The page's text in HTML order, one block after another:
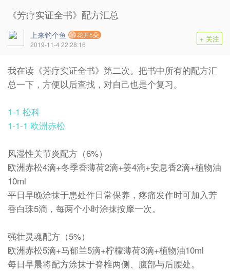
《芳疗实证全书》配方汇总
上来钓个鱼
花开5朵
2019-11-4 22:28:16
+ 关注
我在读《芳疗实证全书》第二次。把书中所有的配方汇
总一下，方便以后查找，对自己也是个复习。
1-1 松科
1-1-1 欧洲赤松
风湿性关节炎配方（6%）
欧洲赤松4滴+冬季香薄荷2滴+姜4滴+安息香2滴+植物油
10ml
平日早晚涂抹于患处作日常保养，疼痛发作时可加入芳
香白珠5滴，每两个小时涂抹按摩一次。
强壮灵魂配方（5%）
欧洲赤松5滴+马郁兰5滴+柠檬薄荷3滴+植物油10ml
每日早晨将配方涂抹于脊椎两侧、腹部与后腰处。